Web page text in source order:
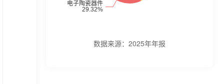
数据来源： 2025年年报